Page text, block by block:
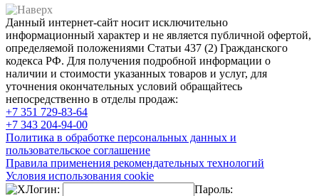
Данный интернет-сайт носит исключительно
информационный характер и не является публичной офертой,
определяемой положениями Статьи 437 (2) Гражданского
кодекса РФ. Для получения подробной информации о
наличии и стоимости указанных товаров и услуг, для
уточнения окончательных условий обращайтесь
непосредственно в отделы продаж:
+7 351 729-83-64
+7 343 204-94-00
Политика в обработке персональных данных и
пользовательское соглашение
Правила применения рекомендательных технологий
Условия использования cookie
Логин:
Пароль: